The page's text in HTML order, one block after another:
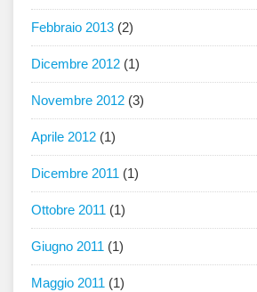
Febbraio 2013 (2)
Dicembre 2012 (1)
Novembre 2012 (3)
Aprile 2012 (1)
Dicembre 2011 (1)
Ottobre 2011 (1)
Giugno 2011 (1)
Maggio 2011 (1)